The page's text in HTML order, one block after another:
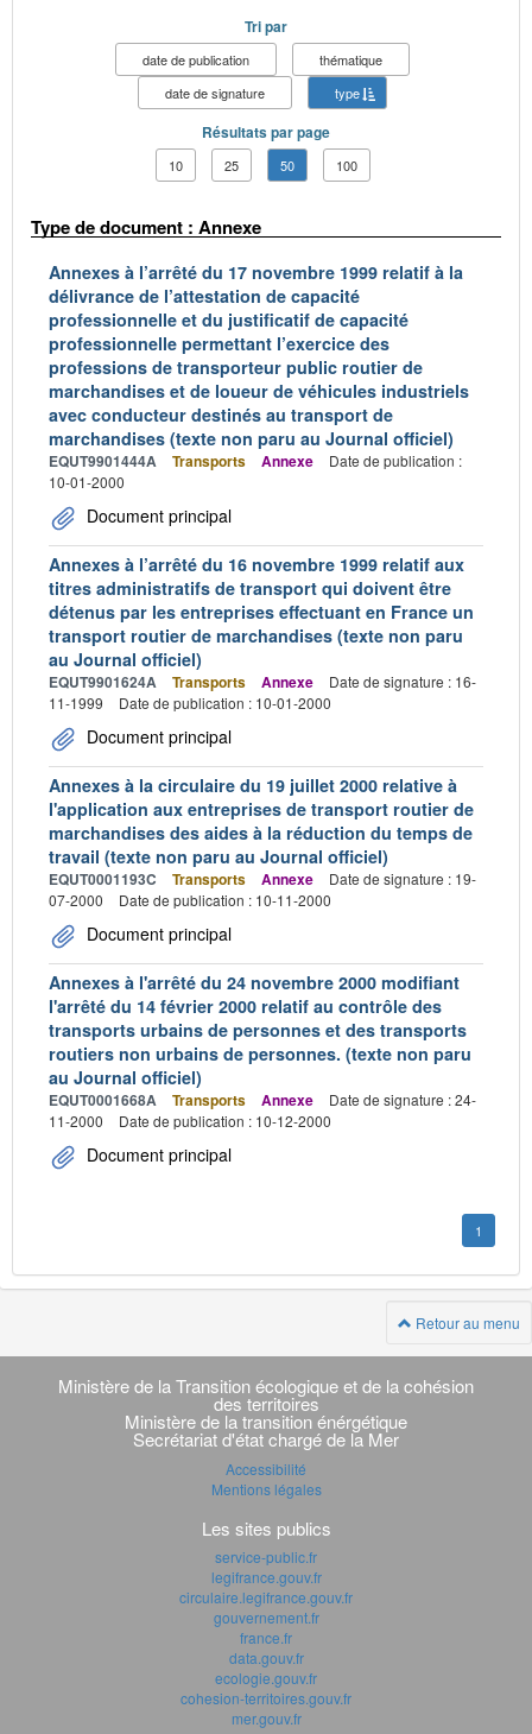
Tri par
date de publication
thématique
date de signature
type
Résultats par page
10 25 50 100
Type de document : Annexe
Annexes à l’arrêté du 17 novembre 1999 relatif à la
délivrance de l’attestation de capacité
professionnelle et du justificatif de capacité
professionnelle permettant l’exercice des
professions de transporteur public routier de
marchandises et de loueur de véhicules industriels
avec conducteur destinés au transport de
marchandises (texte non paru au Journal officiel)
EQUT9901444A Transports Annexe
Date de publication :
10-01-2000
Document principal
Annexes à l’arrêté du 16 novembre 1999 relatif aux
titres administratifs de transport qui doivent être
détenus par les entreprises effectuant en France un
transport routier de marchandises (texte non paru
au Journal officiel)
EQUT9901624A Transports Annexe
Date de signature : 16-
11-1999
Date de publication : 10-01-2000
Document principal
Annexes à la circulaire du 19 juillet 2000 relative à
l'application aux entreprises de transport routier de
marchandises des aides à la réduction du temps de
travail (texte non paru au Journal officiel)
EQUT0001193C Transports Annexe
Date de signature : 19-
07-2000
Date de publication : 10-11-2000
Document principal
Annexes à l'arrêté du 24 novembre 2000 modifiant
l'arrêté du 14 février 2000 relatif au contrôle des
transports urbains de personnes et des transports
routiers non urbains de personnes. (texte non paru
au Journal officiel)
EQUT0001668A Transports Annexe
Date de signature : 24-
11-2000
Date de publication : 10-12-2000
Document principal
1
Retour au menu
Navigation
transverse
Ministère de la Transition écologique et de la cohésion
des territoires
Ministère de la transition énérgétique
Secrétariat d'état chargé de la Mer
Accessibilité
Mentions légales
Les sites publics
service-public.fr
legifrance.gouv.fr
circulaire.legifrance.gouv.fr
gouvernement.fr
france.fr
data.gouv.fr
ecologie.gouv.fr
cohesion-territoires.gouv.fr
mer.gouv.fr